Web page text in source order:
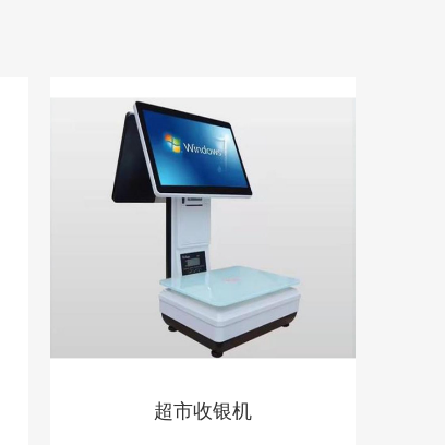
超市收银机